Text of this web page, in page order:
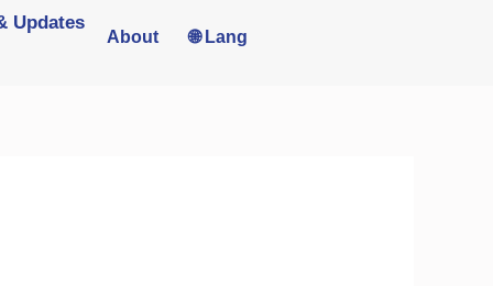
Updates
About 🌐 Lang